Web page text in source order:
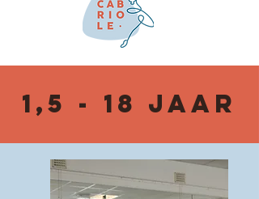
1,5 - 18 jaar